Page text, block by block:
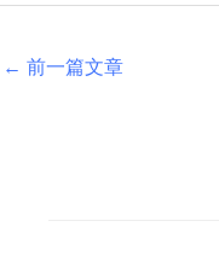
← 前一篇文章